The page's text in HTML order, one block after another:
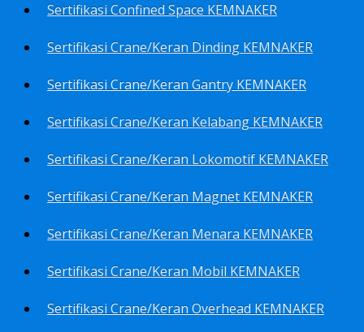
Sertifikasi Confined Space KEMNAKER
Sertifikasi Crane/Keran Dinding KEMNAKER
Sertifikasi Crane/Keran Gantry KEMNAKER
Sertifikasi Crane/Keran Kelabang KEMNAKER
Sertifikasi Crane/Keran Lokomotif KEMNAKER
Sertifikasi Crane/Keran Magnet KEMNAKER
Sertifikasi Crane/Keran Menara KEMNAKER
Sertifikasi Crane/Keran Mobil KEMNAKER
Sertifikasi Crane/Keran Overhead KEMNAKER